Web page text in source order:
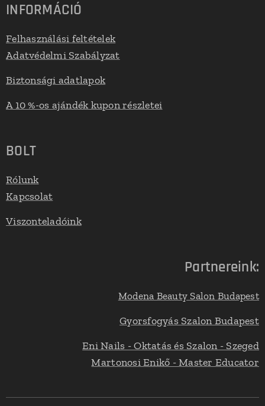
INFORMÁCIÓ
Felhasználási feltételek
Adatvédelmi Szabályzat
Biztonsági adatlapok
A 10 %-os ajándék kupon részletei
BOLT
Rólunk
Kapcsolat
Viszonteladóink
Partnereink:
Modena Beauty Salon Budapest
Gyorsfogyás Szalon Budapest
Eni Nails - Oktatás és Szalon - Szeged
Martonosi Enikő - Master Educator